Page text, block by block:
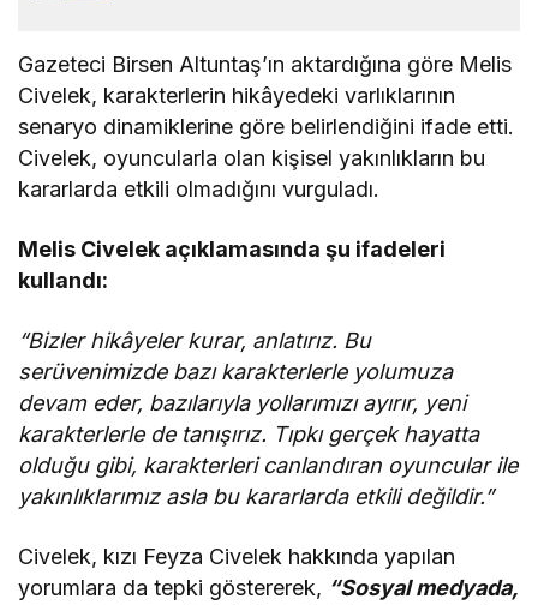
Gazeteci Birsen Altuntaş’ın aktardığına göre Melis
Civelek, karakterlerin hikâyedeki varlıklarının
senaryo dinamiklerine göre belirlendiğini ifade etti.
Civelek, oyuncularla olan kişisel yakınlıkların bu
kararlarda etkili olmadığını vurguladı.
Melis Civelek açıklamasında şu ifadeleri
kullandı:
“Bizler hikâyeler kurar, anlatırız. Bu
serüvenimizde bazı karakterlerle yolumuza
devam eder, bazılarıyla yollarımızı ayırır, yeni
karakterlerle de tanışırız. Tıpkı gerçek hayatta
olduğu gibi, karakterleri canlandıran oyuncular ile
yakınlıklarımız asla bu kararlarda etkili değildir.”
Civelek, kızı Feyza Civelek hakkında yapılan
yorumlara da tepki göstererek, “Sosyal medyada,